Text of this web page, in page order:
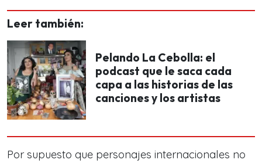
Leer también:
Pelando La Cebolla: el
podcast que le saca cada
capa a las historias de las
canciones y los artistas
Por supuesto que personajes internacionales no